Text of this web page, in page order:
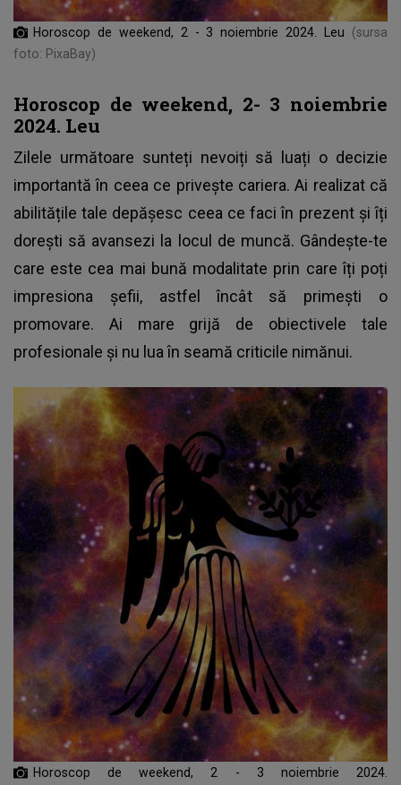
Horoscop de weekend, 2 - 3 noiembrie 2024. Leu
(sursa
foto: PixaBay)
Horoscop de weekend, 2- 3 noiembrie
2024. Leu
Zilele următoare sunteți nevoiți să luați o decizie
importantă în ceea ce privește cariera. Ai realizat că
abilitățile tale depășesc ceea ce faci în prezent și îți
dorești să avansezi la locul de muncă. Gândește-te
care este cea mai bună modalitate prin care îți poți
impresiona șefii, astfel încât să primești o
promovare. Ai mare grijă de obiectivele tale
profesionale și nu lua în seamă criticile nimănui.
Horoscop de weekend, 2 - 3 noiembrie 2024.